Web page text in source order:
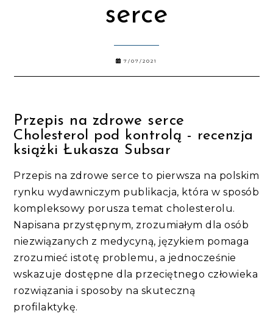
serce
7/07/2021
Przepis na zdrowe serce
Cholesterol pod kontrolą - recenzja
książki Łukasza Subsar
Przepis na zdrowe serce to pierwsza na polskim
rynku wydawniczym publikacja, która w sposób
kompleksowy porusza temat cholesterolu.
Napisana przystępnym, zrozumiałym dla osób
niezwiązanych z medycyną, językiem pomaga
zrozumieć istotę problemu, a jednocześnie
wskazuje dostępne dla przeciętnego człowieka
rozwiązania i sposoby na skuteczną
profilaktykę.